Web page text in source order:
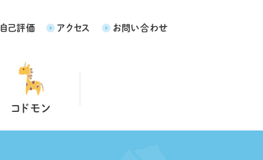
コドモン
自己評価 アクセス お問い合わせ